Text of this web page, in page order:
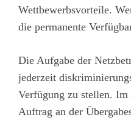
Wettbewerbsvorteile.
die permanente
Die Aufgabe der
jederzeit
Verfügung zu stellen.
Auftrag an der